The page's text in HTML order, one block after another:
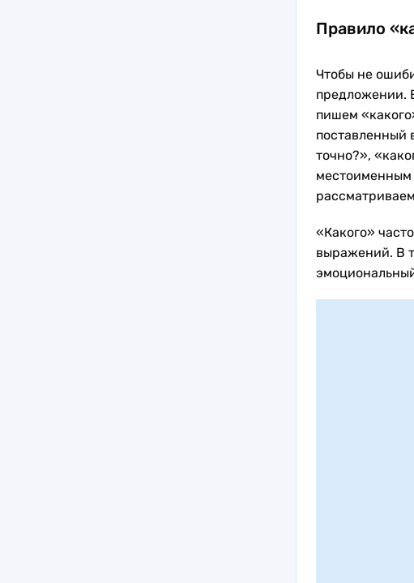
Правило
Чтобы не
предложении.
пишем
поставленный
точно?»,
местоименным
«Какого»
выражений. В